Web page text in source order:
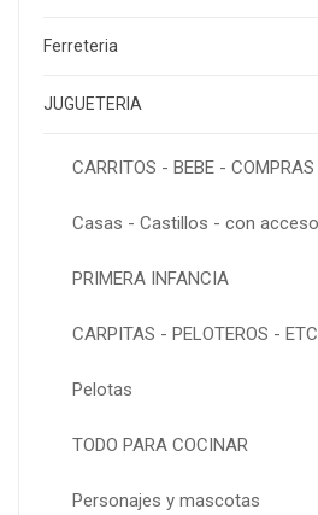
Ferreteria
JUGUETERIA
CARRITOS - BEBE -
Casas - Castillos - con
PRIMERA INFANCIA
CARPITAS - PELOTEROS -
Pelotas
TODO PARA COCINAR
Personajes y mascotas